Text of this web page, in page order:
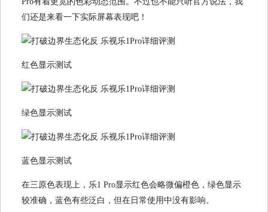
们还是来看一下实际屏幕表现吧！
红色显示测试
绿色显示测试
蓝色显示测试
在三原色表现上，乐1 Pro显示红色会略微偏橙色，绿色显示
较准确，蓝色有些泛白，但在日常使用中没有影响。